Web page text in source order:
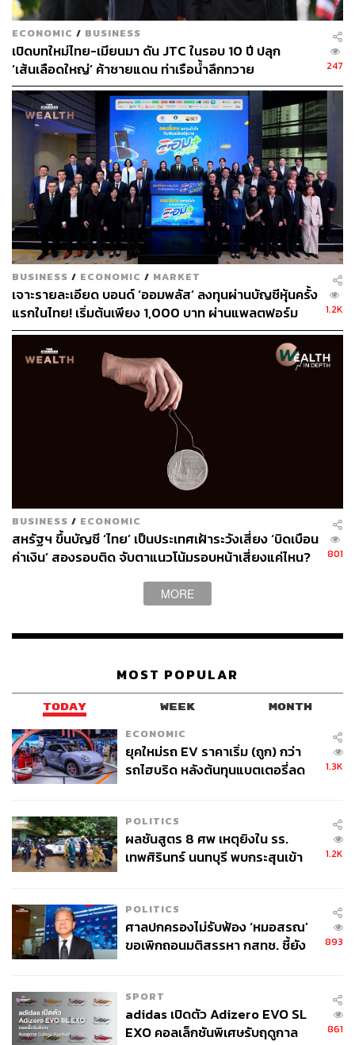
ECONOMIC / BUSINESS
เปิดบทใหม่ไทย-เมียนมา ดัน JTC ในรอบ 10 ปี ปลุก
‘เส้นเลือดใหญ่’ ค้าชายแดน ท่าเรือน้ำลึกทวาย
247
BUSINESS / ECONOMIC / MARKET
เจาะรายละเอียด บอนด์ ‘ออมพลัส’ ลงทุนผ่านบัญชีหุ้นครั้ง
แรกในไทย! เริ่มต้นเพียง 1,000 บาท ผ่านแพลตฟอร์ม
Bond Connect ก่อนเปิดจองซื้อ 3-5 ส.ค.นี้
1.2K
BUSINESS / ECONOMIC
สหรัฐฯ ขึ้นบัญชี ‘ไทย’ เป็นประเทศเฝ้าระวังเสี่ยง ‘บิดเบือน
ค่าเงิน’ สองรอบติด จับตาแนวโน้มรอบหน้าเสี่ยงแค่ไหน?
801
MORE
MOST POPULAR
TODAY WEEK MONTH
ECONOMIC
ยุคใหม่รถ EV ราคาเริ่ม (ถูก) กว่า
รถไฮบริด หลังต้นทุนแบตเตอรี่ลด
1.3K
POLITICS
ผลชันสูตร 8 ศพ เหตุยิงใน รร.
เทพศิรินทร์ นนทบุรี พบกระสุนเข้า
1.2K
POLITICS
ศาลปกครองไม่รับฟ้อง ‘หมอสรณ’
ขอเพิกถอนมติสรรหา กสทช. ชี้ยัง
893
SPORT
adidas เปิดตัว Adizero EVO SL
EXO คอลเล็กชันพิเศษรับฤดูกาล
861